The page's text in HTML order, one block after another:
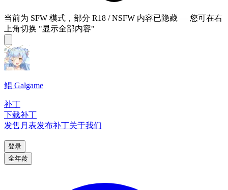
当前为 SFW 模式，部分 R18 / NSFW 内容已隐藏 — 您可在右
上角切换 "显示全部内容"
鲲 Galgame
补丁
下载补丁
发售月表发布补丁关于我们
登录
全年龄